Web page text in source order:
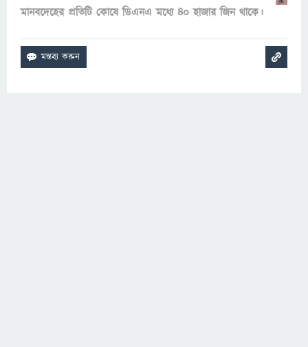
মানবদেহের প্রতিটি কোষে ডিএনএ মধ্যে ৪০ হাজার জিন থাকে।